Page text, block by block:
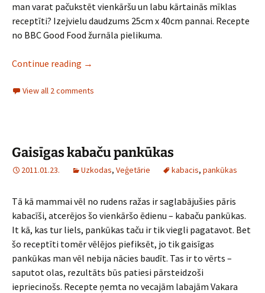
man varat pačukstēt vienkāršu un labu kārtainās mīklas
receptīti? Izejvielu daudzums 25cm x 40cm pannai. Recepte
no BBC Good Food žurnāla pielikuma.
Continue reading Tomātu un kazas siera plātsmaize
→
View all 2 comments
Gaisīgas kabaču pankūkas
2011.01.23. Uzkodas, Veģetārie kabacis, pankūkas
Tā kā mammai vēl no rudens ražas ir saglabājušies pāris
kabacīši, atcerējos šo vienkāršo ēdienu – kabaču pankūkas.
It kā, kas tur liels, pankūkas taču ir tik viegli pagatavot. Bet
šo receptīti tomēr vēlējos piefiksēt, jo tik gaisīgas
pankūkas man vēl nebija nācies baudīt. Tas ir to vērts –
saputot olas, rezultāts būs patiesi pārsteidzoši
iepriecinošs. Recepte ņemta no vecajām labajām Vakara